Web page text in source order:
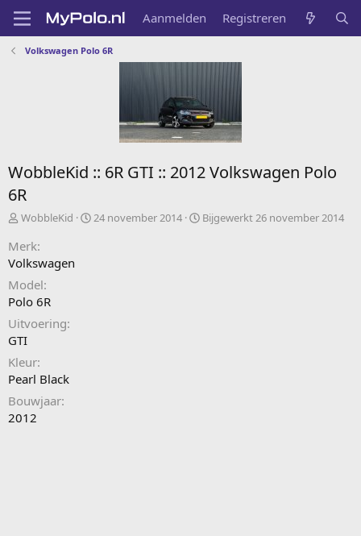
Aanmelden Registreren
Volkswagen Polo 6R
WobbleKid :: 6R GTI :: 2012 Volkswagen Polo
6R
A
d
e
b
y
WobbleKid
C
24 november 2014 Bijgewerkt26 november 2014
Merk
Volkswagen
Model
Polo 6R
Uitvoering
GTI
Kleur
Pearl Black
Bouwjaar
2012